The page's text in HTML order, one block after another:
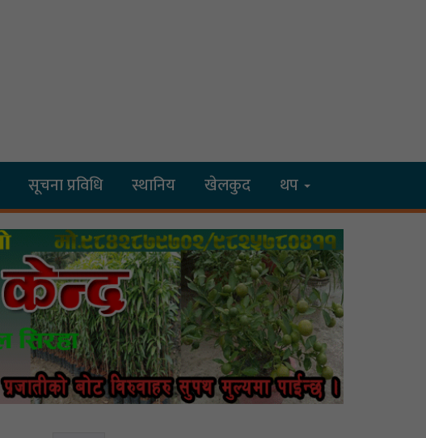
सूचना प्रविधि स्थानिय खेलकुद थप